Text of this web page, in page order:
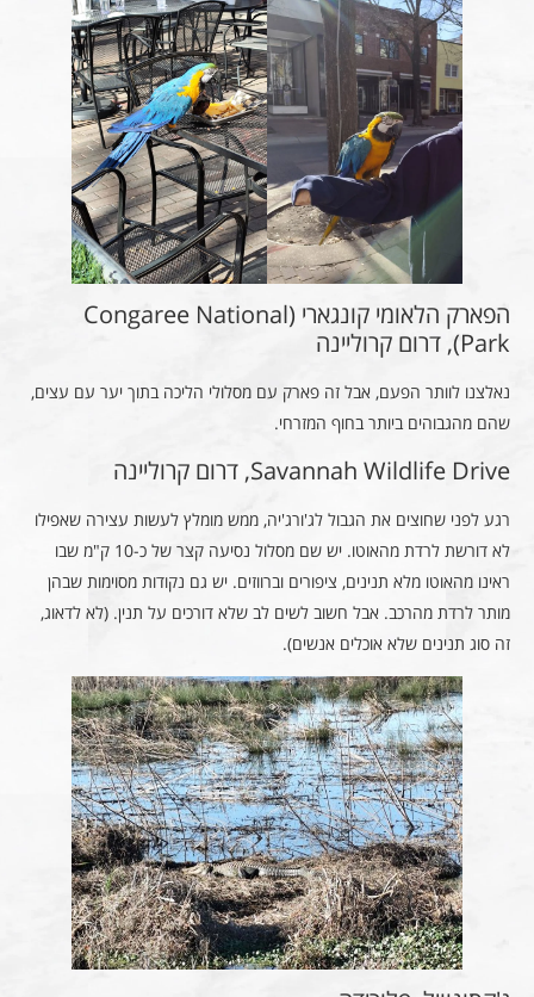
הפארק הלאומי קונגארי (Congaree National
Park), דרום קרוליינה
נאלצנו לוותר הפעם, אבל זה פארק עם מסלולי הליכה בתוך יער עם עצים,
שהם מהגבוהים ביותר בחוף המזרחי.
Savannah Wildlife Drive, דרום קרוליינה
רגע לפני שחוצים את הגבול לג'ורג'יה, ממש מומלץ לעשות עצירה שאפילו
לא דורשת לרדת מהאוטו. יש שם מסלול נסיעה קצר של כ-10 ק"מ שבו
ראינו מהאוטו מלא תנינים, ציפורים וברווזים. יש גם נקודות מסוימות שבהן
מותר לרדת מהרכב. אבל חשוב לשים לב שלא דורכים על תנין. (לא לדאוג,
זה סוג תנינים שלא אוכלים אנשים).